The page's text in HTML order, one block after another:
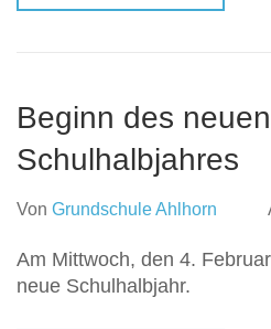
Beginn des neuen
Schulhalbjahres
Von Grundschule Ahlhorn
Am Mittwoch, den 4.
neue Schulhalbjahr.